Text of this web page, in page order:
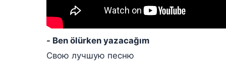
- Ben ölürken yazacağım
Свою лучшую песню